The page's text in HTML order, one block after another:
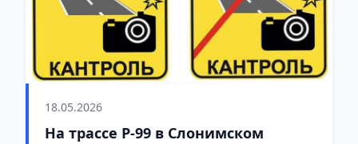
18.05.2026
На трассе Р-99 в Слонимском